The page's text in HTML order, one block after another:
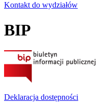
Kontakt do wydziałów
BIP
Deklaracja dostępności